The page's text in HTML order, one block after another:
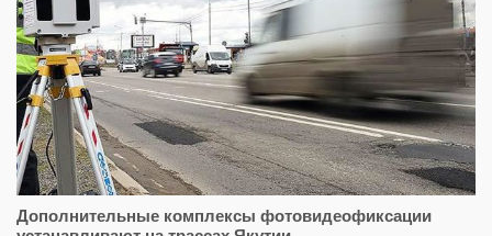
Дополнительные комплексы фотовидеофиксации